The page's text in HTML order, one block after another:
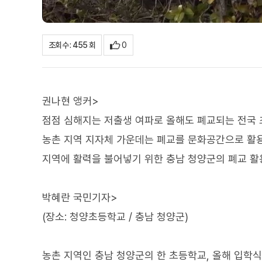
조회수 : 455 회 0
권나현 앵커>
점점 심해지는 저출생 여파로 올해도 폐교되는 전국
농촌 지역 지자체 가운데는 폐교를 문화공간으로 활
지역에 활력을 불어넣기 위한 충남 청양군의 폐교
박혜란 국민기자>
(장소: 청양초등학교 / 충남 청양군)
농촌 지역인 충남 청양군의 한 초등학교, 올해 입학